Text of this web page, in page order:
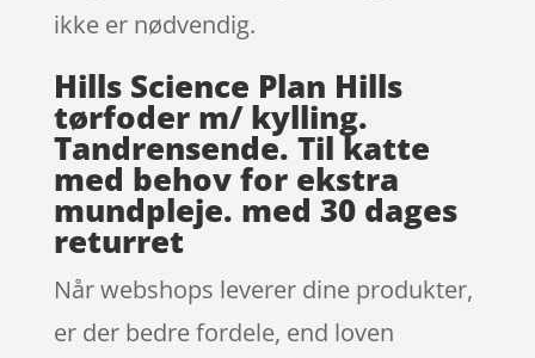
ikke er nødvendig.
Hills Science Plan Hills
tørfoder m/ kylling.
Tandrensende. Til katte
med behov for ekstra
mundpleje. med 30 dages
returret
Når webshops leverer dine produkter,
er der bedre fordele, end loven